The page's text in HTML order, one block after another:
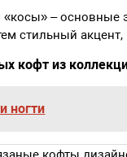
–
стильный
кофт из
ногти